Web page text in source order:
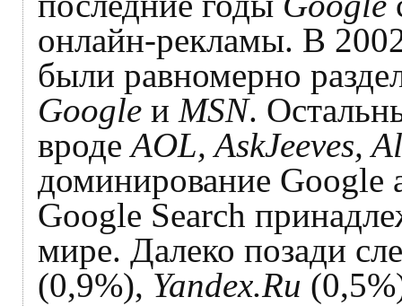
онлайн-рекламы. В
были равномерно
Google и MSN.
вродеAOL, AskJeeves,
доминирование Google
Google Search
мире. Далеко позади
(0,9%), Yandex.Ru